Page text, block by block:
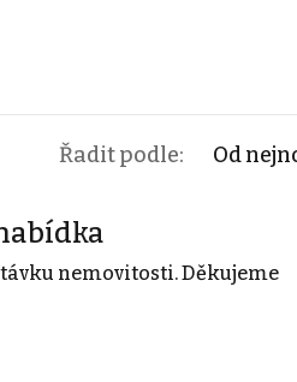
Řadit podle: Od
nemovitosti. Děkujeme